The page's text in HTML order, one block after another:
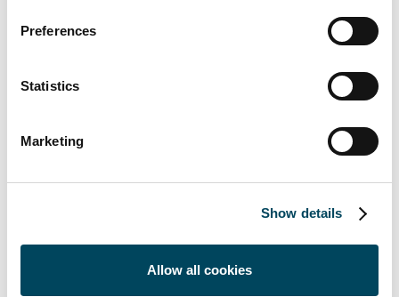
Preferences
Statistics
Marketing
Show details
Allow all cookies
och affären befäster vår strategiska inriktning
affärsområdet Principal Investments”
För ytterligare information, vänligen kontakta:
Michel Fischier
Head of Investor Relations and Group
+46 8 463 33 86